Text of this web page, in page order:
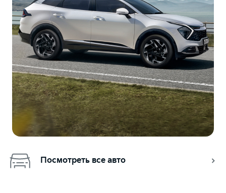
Посмотреть все авто